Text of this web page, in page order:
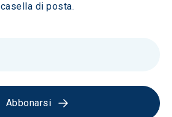
casella di posta.
Abbonarsi